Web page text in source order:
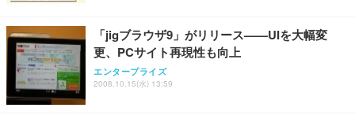
レスト 3Dヘッドレスト ハンガー付き 高反発クッシ
ョン PCチェア 通気性メッシュ ゲーミング/勉強/事
務用 おしゃれ パソコンチェア (ホワイト)
￥7,680
ANDWINT オフィスチェア デスクチェア 肘なし メ
応 ComfortView ビジネス向け
￥15,800
【MiniLED/24.5inch/280Hz/FHD】GRAPHT THE S
￥3,670
アイリスオーヤマ ペットシーツ 超厚型 お徳用 レギ
「jigブラウザ9」がリリース——UIを大幅変
更、PCサイト再現性も向上
エンタープライズ
2008.10.15(水) 13:59